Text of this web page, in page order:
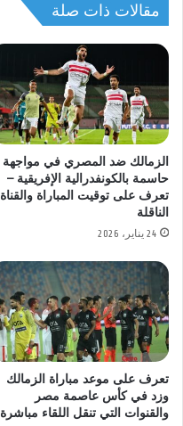
مقالات ذات صلة
الزمالك ضد المصري في مواجهة
حاسمة بالكونفدرالية الإفريقية –
تعرف على توقيت المباراة والقناة
الناقلة
24 يناير، 2026
تعرف على موعد مباراة الزمالك
وزد في كأس عاصمة مصر
والقنوات التي تنقل اللقاء مباشرة